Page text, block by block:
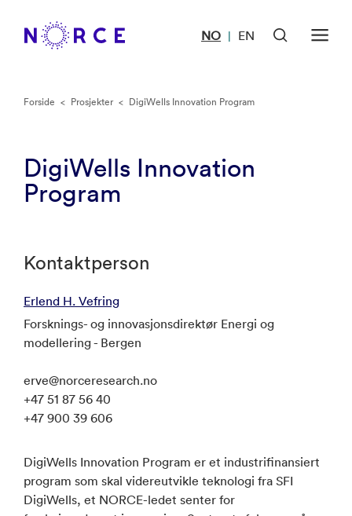
NO | EN
Forside < Prosjekter < DigiWells Innovation Program
DigiWells Innovation
Program
Kontaktperson
Erlend H. Vefring
Forsknings- og innovasjonsdirektør Energi og
modellering - Bergen
erve@norceresearch.no
+47 51 87 56 40
+47 900 39 606
DigiWells Innovation Program er et industrifinansiert
program som skal videreutvikle teknologi fra SFI
DigiWells, et NORCE-ledet senter for